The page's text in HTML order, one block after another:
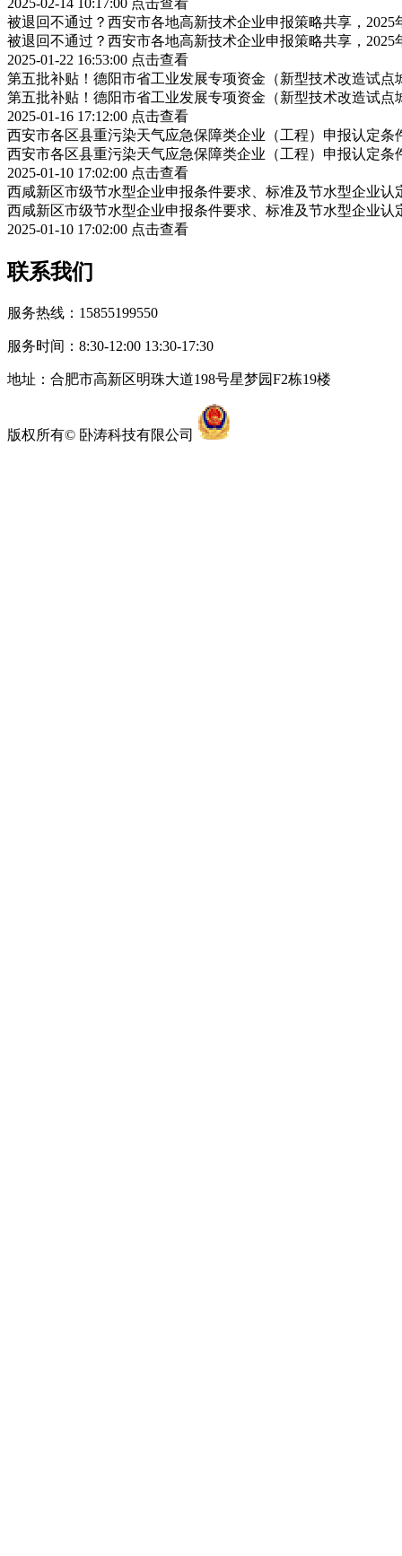
被退回不通过？西安市各地高新技术企业申报策略共享，
被退回不通过？西安市各地高新技术企业申报策略共享，
2025-01-22 16:53:00 点击查看
第五批补贴！德阳市省工业发展专项资金（新型技术改造试点
第五批补贴！德阳市省工业发展专项资金（新型技术改造试点
2025-01-16 17:12:00 点击查看
西安市各区县重污染天气应急保障类企业（工程）申报认定条
西安市各区县重污染天气应急保障类企业（工程）申报认定条
2025-01-10 17:02:00 点击查看
西咸新区市级节水型企业申报条件要求、标准及节水型企业认
西咸新区市级节水型企业申报条件要求、标准及节水型企业认
2025-01-10 17:02:00 点击查看
联系我们
服务热线：15855199550
服务时间：8:30-12:00 13:30-17:30
地址：合肥市高新区明珠大道198号星梦园F2栋19楼
版权所有© 卧涛科技有限公司